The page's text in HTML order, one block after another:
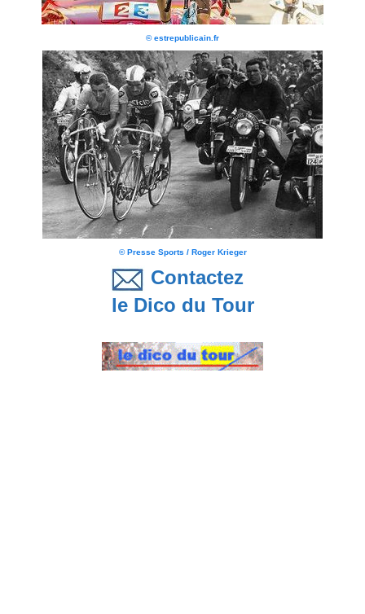
© estrepublicain.fr
© Presse Sports / Roger Krieger
Contactez
le Dico du Tour